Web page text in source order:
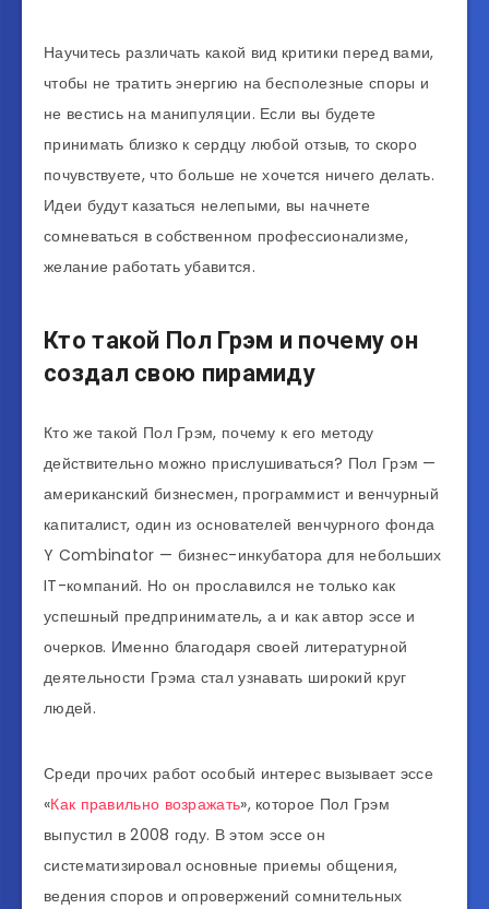
Научитесь различать какой вид критики перед вами,
чтобы не тратить энергию на бесполезные споры и
не вестись на манипуляции. Если вы будете
принимать близко к сердцу любой отзыв, то скоро
почувствуете, что больше не хочется ничего делать.
Идеи будут казаться нелепыми, вы начнете
сомневаться в собственном профессионализме,
желание работать убавится.
Кто такой Пол Грэм и почему он
создал свою пирамиду
Кто же такой Пол Грэм, почему к его методу
действительно можно прислушиваться? Пол Грэм —
американский бизнесмен, программист и венчурный
капиталист, один из основателей венчурного фонда
Y Combinator — бизнес-инкубатора для небольших
IT-компаний. Но он прославился не только как
успешный предприниматель, а и как автор эссе и
очерков. Именно благодаря своей литературной
деятельности Грэма стал узнавать широкий круг
людей.
Среди прочих работ особый интерес вызывает эссе
«Как правильно возражать», которое Пол Грэм
выпустил в 2008 году. В этом эссе он
систематизировал основные приемы общения,
ведения споров и опровержений сомнительных